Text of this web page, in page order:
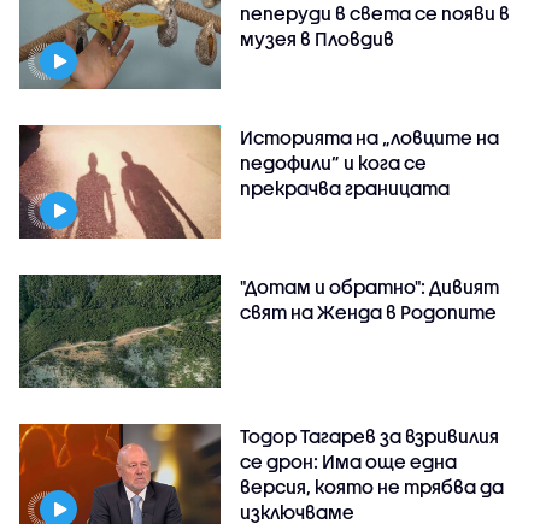
пеперуди в света се появи в
музея в Пловдив
Историята на „ловците на
педофили” и кога се
прекрачва границата
"Дотам и обратно": Дивият
свят на Женда в Родопите
Тодор Тагарев за взривилия
се дрон: Има още една
версия, която не трябва да
изключваме